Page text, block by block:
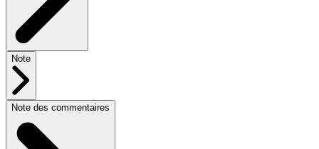
Note
Note des commentaires